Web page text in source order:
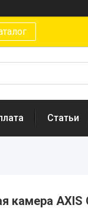
Статьи
камера AXIS